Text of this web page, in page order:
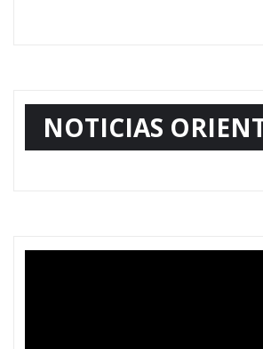
NOTICIAS